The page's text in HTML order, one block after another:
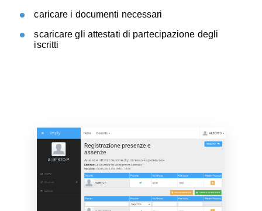
caricare i documenti necessari
scaricare gli attestati di partecipazione degli
iscritti